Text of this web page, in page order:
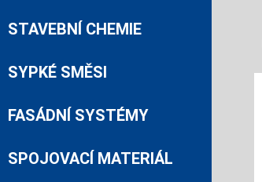
STAVEBNÍ CHEMIE
SYPKÉ SMĚSI
FASÁDNÍ SYSTÉMY
SPOJOVACÍ MATERIÁL